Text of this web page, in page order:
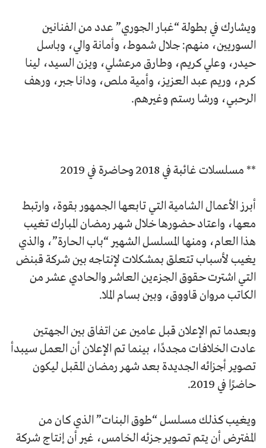
ويشارك في بطولة “غبار الجوري” عدد من الفنانين
السوريين، منهم: جلال شموط، وأمانة والي، وباسل
حيدر، وعلي كريم، وطارق مرعشلي، ويزن السيد، لينا
كرم، وريم عبد العزيز، وأمية ملص، ودانا جبر، ورهف
الرحبي، ورشا رستم وغيرهم.
** مسلسلات غائبة في 2018 وحاضرة في 2019
أبرز الأعمال الشامية التي تابعها الجمهور بقوة، وارتبط
معها، واعتاد حضورها خلال شهر رمضان المبارك تغيب
هذا العام، ومنها المسلسل الشهير “باب الحارة”، والذي
يغيب لأسباب تتعلق بمشكلات لإنتاجه بين شركة قبنض
التي اشترت حقوق الجزءين العاشر والحادي عشر من
الكاتب مروان قاووق، وبين بسام الملا.
وبعدما تم الإعلان قبل عامين عن اتفاق بين الجهتين
عادت الخلافات مجددًا، بينما تم الإعلان أن العمل سيبدأ
تصوير أجزائه الجديدة بعد شهر رمضان المقبل ليكون
حاضرًا في 2019.
ويغيب كذلك مسلسل “طوق البنات” الذي كان من
المفترض أن يتم تصوير جزئه الخامس، غير أن إنتاج شركة